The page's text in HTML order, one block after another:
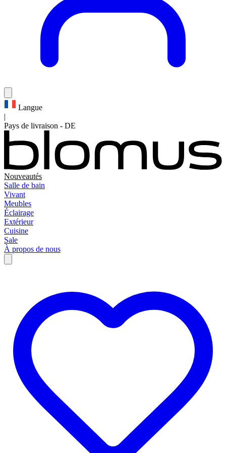
Langue
|
Pays de livraison - DE
Nouveautés
Salle de bain
Vivant
Meubles
Éclairage
Extérieur
Cuisine
Sale
À propos de nous